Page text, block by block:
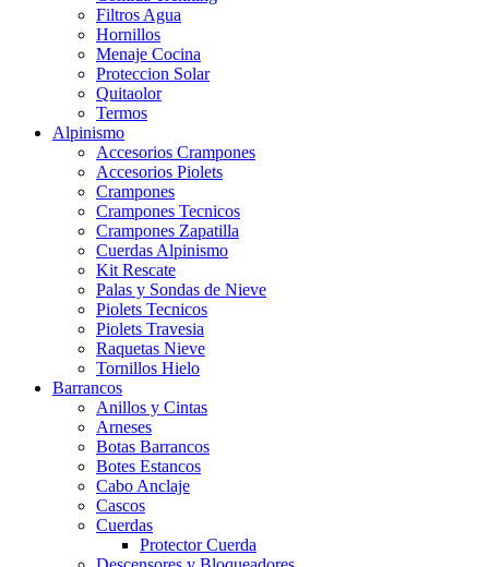
Filtros Agua
Hornillos
Menaje Cocina
Proteccion Solar
Quitaolor
Termos
Alpinismo
Accesorios Crampones
Accesorios Piolets
Crampones
Crampones Tecnicos
Crampones Zapatilla
Cuerdas Alpinismo
Kit Rescate
Palas y Sondas de Nieve
Piolets Tecnicos
Piolets Travesia
Raquetas Nieve
Tornillos Hielo
Barrancos
Anillos y Cintas
Arneses
Botas Barrancos
Botes Estancos
Cabo Anclaje
Cascos
Cuerdas
Protector Cuerda